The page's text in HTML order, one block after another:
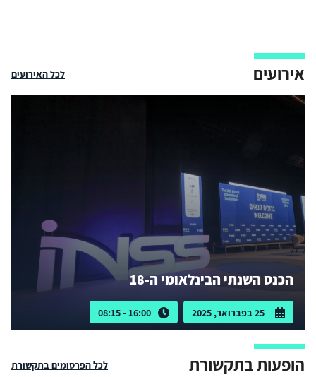
אירועים לכל האירועים
הכנס השנתי הבינלאומי ה-18
16:00 - 08:15
הופעות בתקשורת לכל הפרסומים בתקשורת